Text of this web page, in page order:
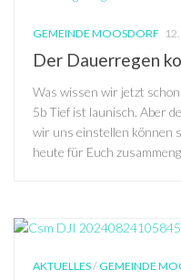
GEMEINDE MOOSDORF
Der Dauerregen
Was wissen wir jetzt
5b Tief ist launisch. Aber
wir uns einstellen können
heute für Euch
AKTUELLES/GEMEINDE